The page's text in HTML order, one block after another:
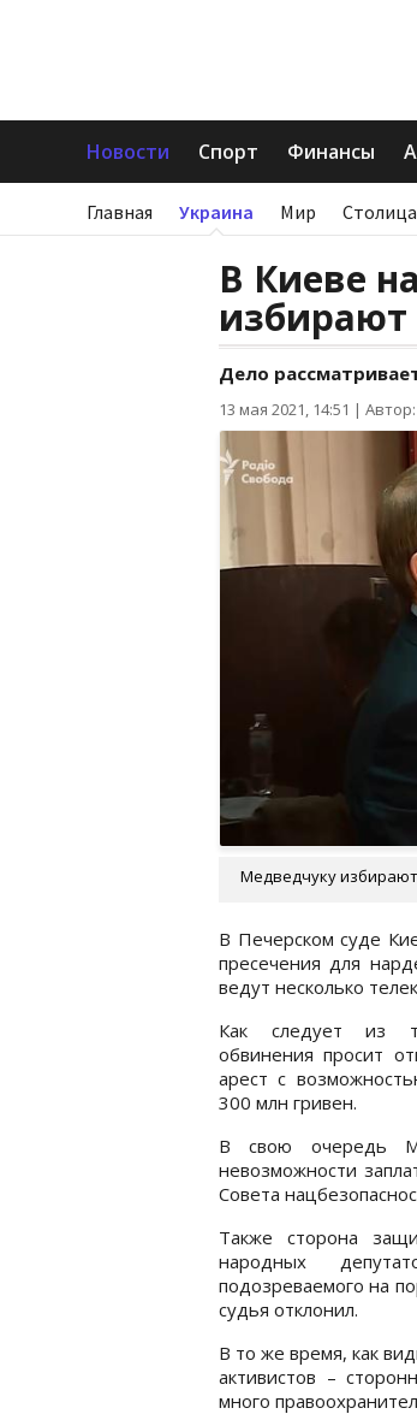
Новости Спорт Финансы
Главная Украина Мир Столица
В Киеве
избирают
Дело
13 мая 2021, 14:51 | Автор:
Медведчуку
В Печерском суде
пресечения для
ведут несколько
Как следует из
обвинения просит
арест с
300 млн гривен.
В свою очередь
невозможности
Совета
Также сторона
народных
подозреваемого на
судья отклонил.
В то же время, как
активистов –
много